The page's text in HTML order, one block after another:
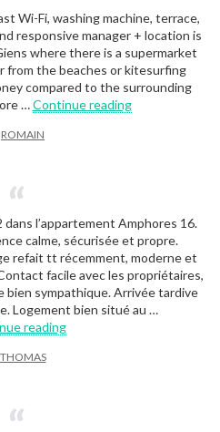
Wi-Fi, washing machine, terrace,
responsive manager + location is
where there is a supermarket
from the beaches or kitesurfing
compared to the surrounding
…Continue reading“Romain”
ROMAIN
l’appartement Amphores 16.
calme, sécurisée et propre.
refait tt récemment, moderne et
facile avec les propriétaires,
sympathique. Arrivée tardive
Logement bien situé au …
reading“Thomas”
THOMAS